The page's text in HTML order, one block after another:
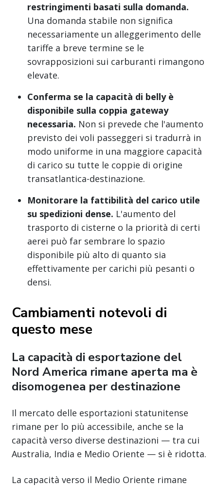
restringimenti basati sulla domanda.
Una domanda stabile non significa
necessariamente un alleggerimento delle
tariffe a breve termine se le
sovrapposizioni sui carburanti rimangono
elevate.
Conferma se la capacità di belly è
disponibile sulla coppia gateway
necessaria. Non si prevede che l'aumento
previsto dei voli passeggeri si tradurrà in
modo uniforme in una maggiore capacità
di carico su tutte le coppie di origine
transatlantica-destinazione.
Monitorare la fattibilità del carico utile
su spedizioni dense. L'aumento del
trasporto di cisterne o la priorità di certi
aerei può far sembrare lo spazio
disponibile più alto di quanto sia
effettivamente per carichi più pesanti o
densi.
Cambiamenti notevoli di
questo mese
La capacità di esportazione del
Nord America rimane aperta ma è
disomogenea per destinazione
Il mercato delle esportazioni statunitense
rimane per lo più accessibile, anche se la
capacità verso diverse destinazioni — tra cui
Australia, India e Medio Oriente — si è ridotta.
La capacità verso il Medio Oriente rimane